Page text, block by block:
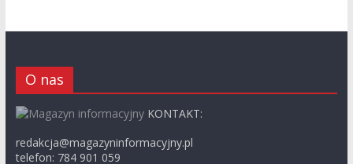
O nas
KONTAKT:
redakcja@magazyninformacyjny.pl
telefon: 784 901 059